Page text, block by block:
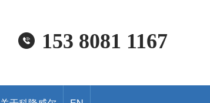
153 8081 1167